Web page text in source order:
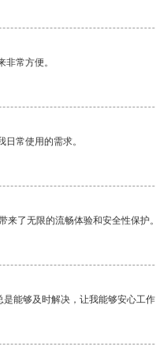
常方便。
常使用的需求。
来了无限的流畅体验和安全性保护
能够及时解决，让我能够安心工